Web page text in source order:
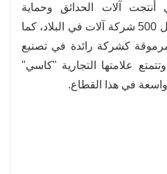
آلات الحدائق وحماية
النباتات، وتُصنّف ضمن أفضل 500 شركة آلات في البلاد، كما
كشركة رائدة في تصنيع
علامتها التجارية "كاسي"
في هذا القطاع.